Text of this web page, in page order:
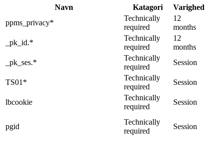
Navn Katagori Varighed
ppms_privacy*
Technically
required
12
months
_pk_id.*
Technically
required
12
months
_pk_ses.*
Technically
required
Session
TS01*
Technically
required
Session
lbcookie
Technically
required
Session
pgid
Technically
required
Session